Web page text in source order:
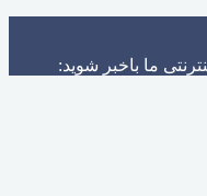
ما باخبر شوید: